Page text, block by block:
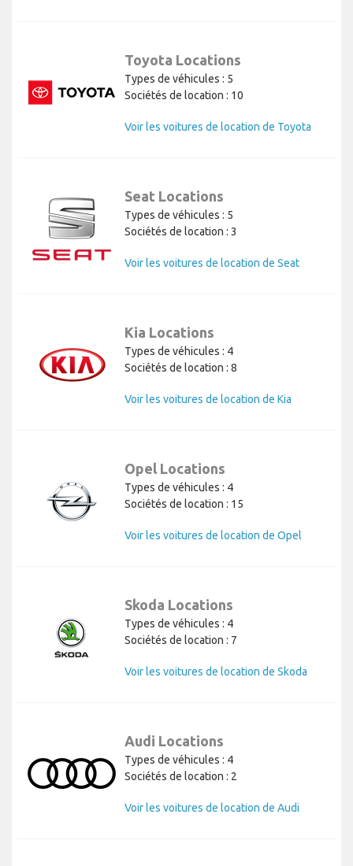
Toyota Locations
Types de véhicules : 5
Sociétés de location : 10
Voir les voitures de location de Toyota
Seat Locations
Types de véhicules : 5
Sociétés de location : 3
Voir les voitures de location de Seat
Kia Locations
Types de véhicules : 4
Sociétés de location : 8
Voir les voitures de location de Kia
Opel Locations
Types de véhicules : 4
Sociétés de location : 15
Voir les voitures de location de Opel
Skoda Locations
Types de véhicules : 4
Sociétés de location : 7
Voir les voitures de location de Skoda
Audi Locations
Types de véhicules : 4
Sociétés de location : 2
Voir les voitures de location de Audi